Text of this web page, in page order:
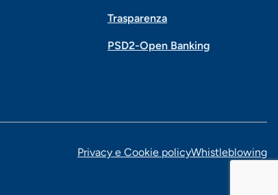
navigazione
pagina
Trasparenza
PSD2-Open Banking
Privacy e Cookie policyWhistleblowing